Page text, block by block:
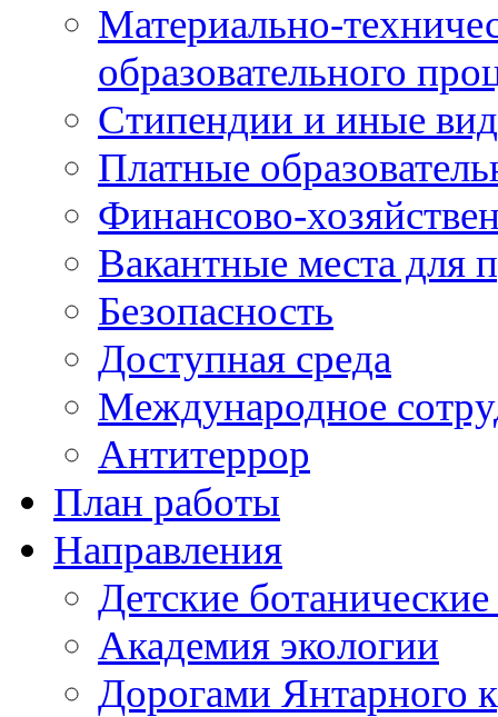
Материально-
образовательного
Стипендии и иные
Платные
Финансово-
Вакантные места для
Безопасность
Доступная среда
Международное
Антитеррор
План работы
Направления
Детские
Академия экологии
Дорогами Янтарного